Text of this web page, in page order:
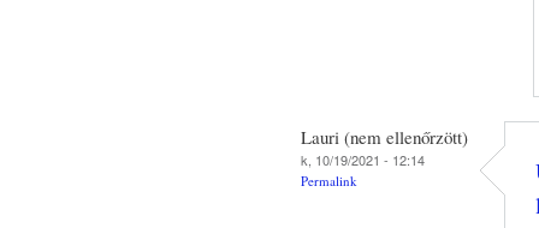
Lauri (nem ellenőrzött)
k, 10/19/2021 - 12:14
Permalink